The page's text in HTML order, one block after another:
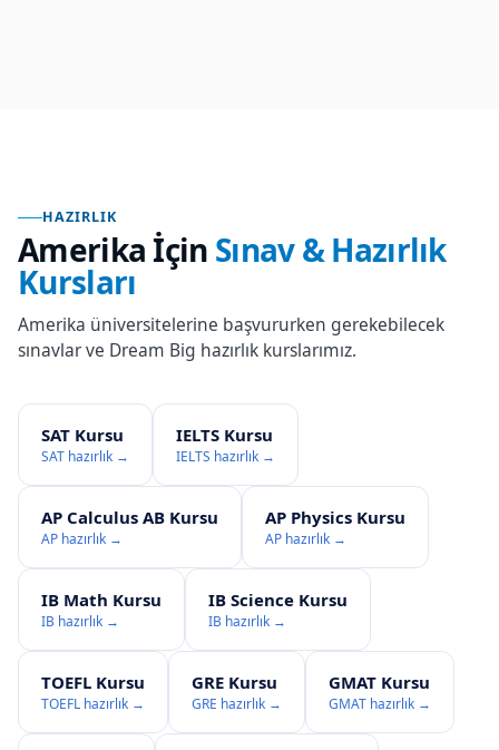
HAZIRLIK
Amerikaİçin Sınav & Hazırlık
Kursları
Amerika üniversitelerine başvururken gerekebilecek
sınavlar ve Dream Big hazırlık kurslarımız.
SAT Kursu
SAT hazırlık →
IELTS Kursu
IELTS hazırlık →
AP Calculus AB Kursu
AP hazırlık →
AP Physics Kursu
AP hazırlık →
IB Math Kursu
IB hazırlık →
IB Science Kursu
IB hazırlık →
TOEFL Kursu
TOEFL hazırlık →
GRE Kursu
GRE hazırlık →
GMAT Kursu
GMAT hazırlık →